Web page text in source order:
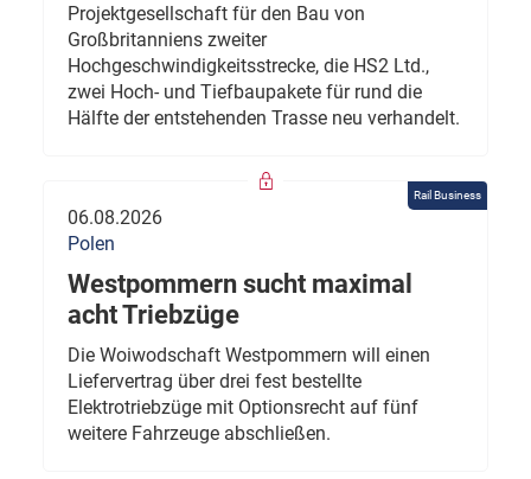
Projektgesellschaft für den Bau von
Großbritanniens zweiter
Hochgeschwindigkeitsstrecke, die HS2 Ltd.,
zwei Hoch- und Tiefbaupakete für rund die
Hälfte der entstehenden Trasse neu verhandelt.
Rail Business
06.08.2026
Polen
Westpommern sucht maximal
acht Triebzüge
Die Woiwodschaft Westpommern will einen
Liefervertrag über drei fest bestellte
Elektrotriebzüge mit Optionsrecht auf fünf
weitere Fahrzeuge abschließen.